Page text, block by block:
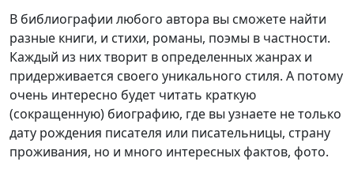
В библиографии любого автора вы сможете найти
разные книги, и стихи, романы, поэмы в частности.
Каждый из них творит в определенных жанрах и
придерживается своего уникального стиля. А потому
очень интересно будет читать краткую
(сокращенную) биографию, где вы узнаете не только
дату рождения писателя или писательницы, страну
проживания, но и много интересных фактов, фото.